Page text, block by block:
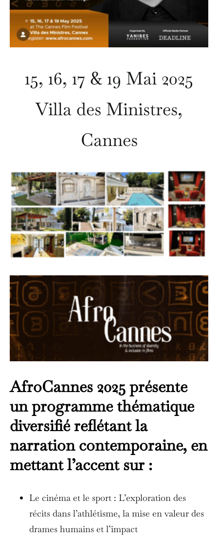
15, 16, 17 & 19 Mai 2025
Villa des Ministres,
Cannes
AfroCannes 2025 présente
un programme thématique
diversifié reflétant la
narration contemporaine, en
mettant l’accent sur :
Le cinéma et le sport : L’exploration des
récits dans l’athlétisme, la mise en valeur des
drames humains et l’impact